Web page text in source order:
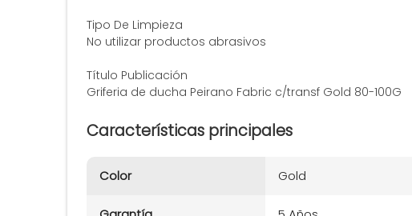
Tipo De Limpieza
No utilizar productos abrasivos
Título Publicación
Griferia de ducha Peirano Fabric c/transf Gold 80-100G
Características principales
Color Gold